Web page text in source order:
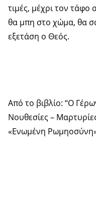
τιμές, μέχρι τον
θα μπη στο χώμα, θα
εξετάση ο Θεός.
Από το βιβλίο: “Ο
Νουθεσίες –
«Ενωμένη